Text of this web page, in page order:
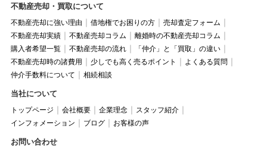
不動産売却・買取について
不動産売却に強い理由 借地権でお困りの方
売却査定フォーム
不動産売却実績
不動産売却コラム
離婚時の不動産売却コラム
購入者希望一覧
不動産売却の流れ
「仲介」と「買取」の違い
不動産売却時の諸費用
少しでも高く売るポイント
よくある質問
仲介手数料について
相続相談
当社について
トップページ 会社概要 企業理念
スタッフ紹介
インフォメーション
ブログ お客様の声
お問い合わせ